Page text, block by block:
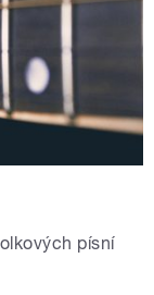
písní